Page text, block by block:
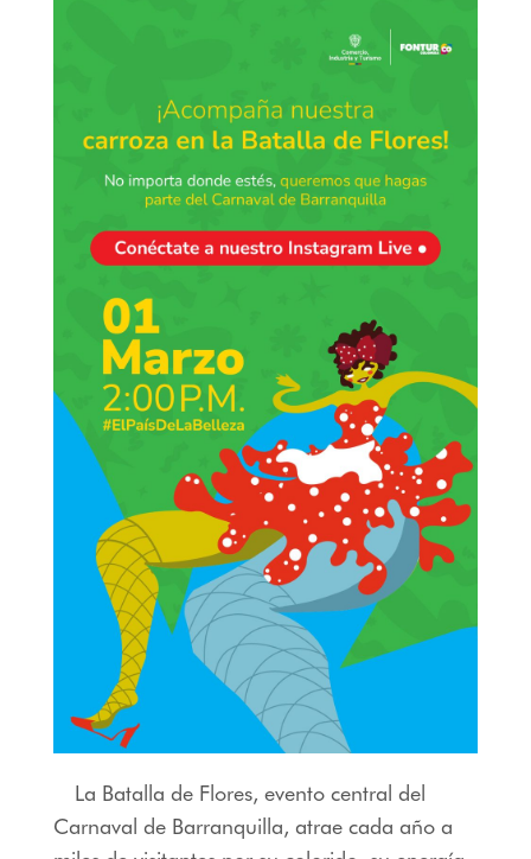
La Batalla de Flores, evento central del
Carnaval de Barranquilla, atrae cada año a